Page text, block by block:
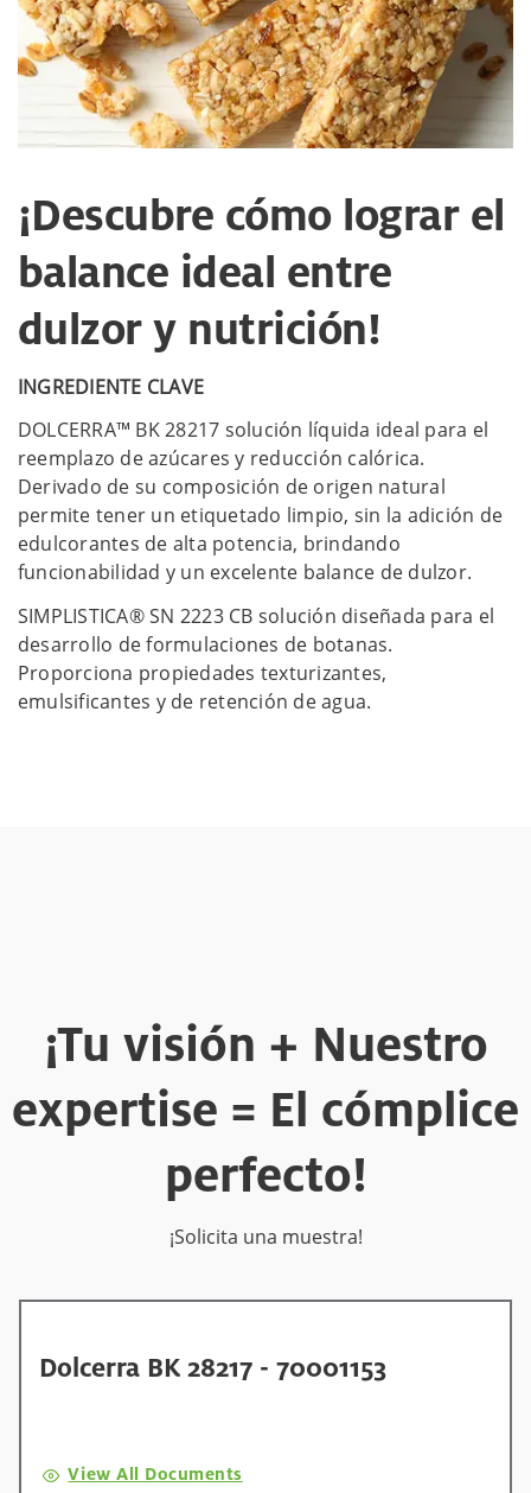
¡Descubre cómo lograr el
balance ideal entre
dulzor y nutrición!
INGREDIENTE CLAVE
DOLCERRA™ BK 28217 solución líquida ideal para el
reemplazo de azúcares y reducción calórica.
Derivado de su composición de origen natural
permite tener un etiquetado limpio, sin la adición de
edulcorantes de alta potencia, brindando
funcionabilidad y un excelente balance de dulzor.
SIMPLISTICA® SN 2223 CB solución diseñada para el
desarrollo de formulaciones de botanas.
Proporciona propiedades texturizantes,
emulsificantes y de retención de agua.
¡Tu visión + Nuestro
expertise = El cómplice
perfecto!
¡Solicita una muestra!
Dolcerra BK 28217 - 70001153
View All Documents